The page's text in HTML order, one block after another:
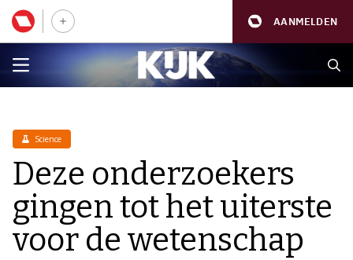
AANMELDEN
Science
Deze onderzoekers
gingen tot het uiterste
voor de wetenschap